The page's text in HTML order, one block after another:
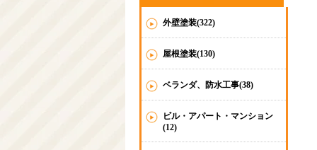
外壁塗装(322)
屋根塗装(130)
ベランダ、防水工事(38)
ビル・アパート・マンション
(12)